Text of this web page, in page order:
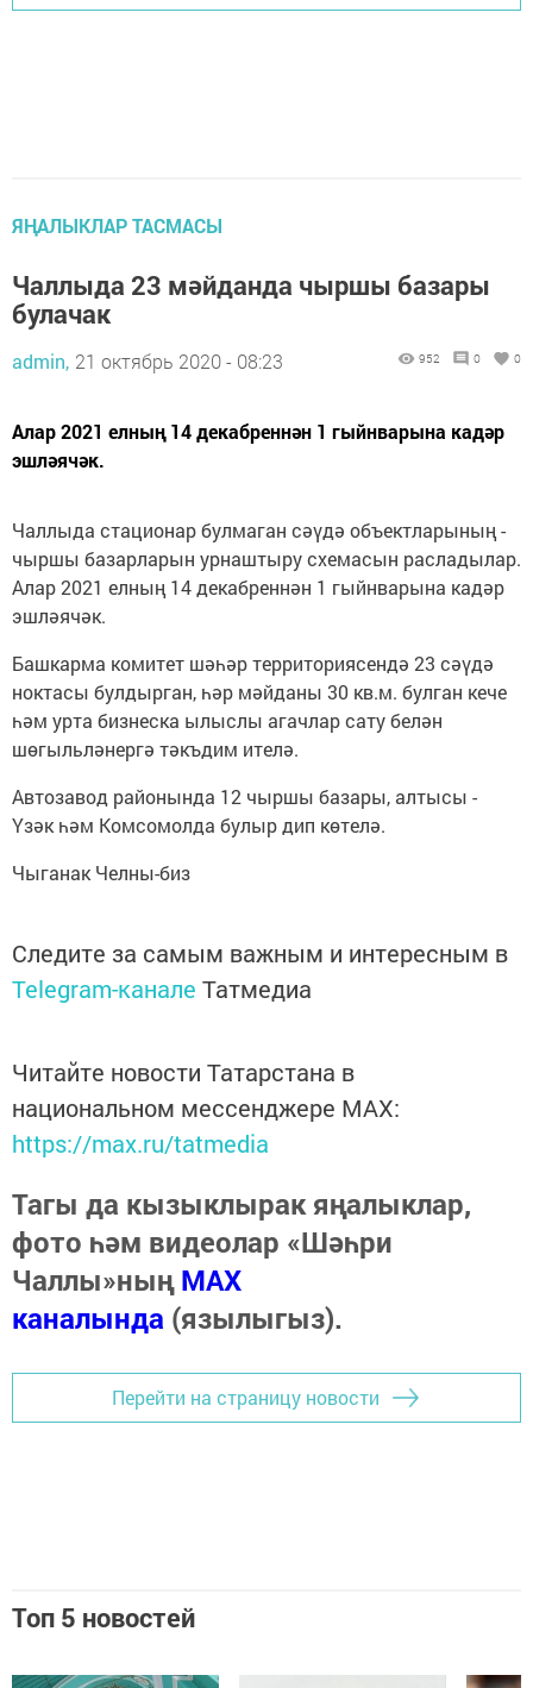
ЯҢАЛЫКЛАР ТАСМАСЫ
Чаллыда 23 мәйданда чыршы базары
булачак
admin, 21 октябрь 2020 - 08:23 952 0 0
Алар 2021 елның 14 декабреннән 1 гыйнварына кадәр
эшләячәк.
Чаллыда стационар булмаган сәүдә объектларының -
чыршы базарларын урнаштыру схемасын расладылар.
Алар 2021 елның 14 декабреннән 1 гыйнварына кадәр
эшләячәк.
Башкарма комитет шәһәр территориясендә 23 сәүдә
ноктасы булдырган, һәр мәйданы 30 кв.м. булган кече
һәм урта бизнеска ылыслы агачлар сату белән
шөгыльләнергә тәкъдим ителә.
Автозавод районында 12 чыршы базары, алтысы -
Үзәк һәм Комсомолда булыр дип көтелә.
Чыганак Челны-биз
Следите за самым важным и интересным в
Telegram-канале Татмедиа
Читайте новости Татарстана в
национальном мессенджере MАХ:
https://max.ru/tatmedia
Тагы да кызыклырак яңалыклар,
фото һәм видеолар «Шәһри
Чаллы»ныңMAX
каналында (язылыгыз).
Перейти на страницу новости
Топ 5 новостей